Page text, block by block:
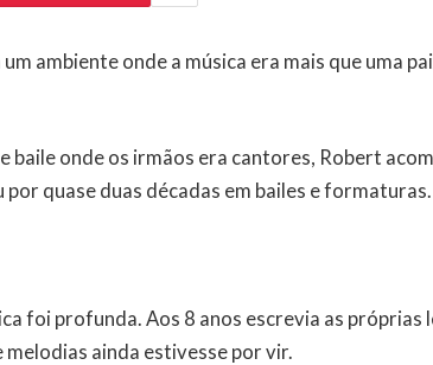
ambiente onde a música era mais que uma
baile onde os irmãos era cantores, Robert
quase duas décadas em bailes e formaturas.
foi profunda. Aos 8 anos escrevia as próprias
ainda estivesse por vir.